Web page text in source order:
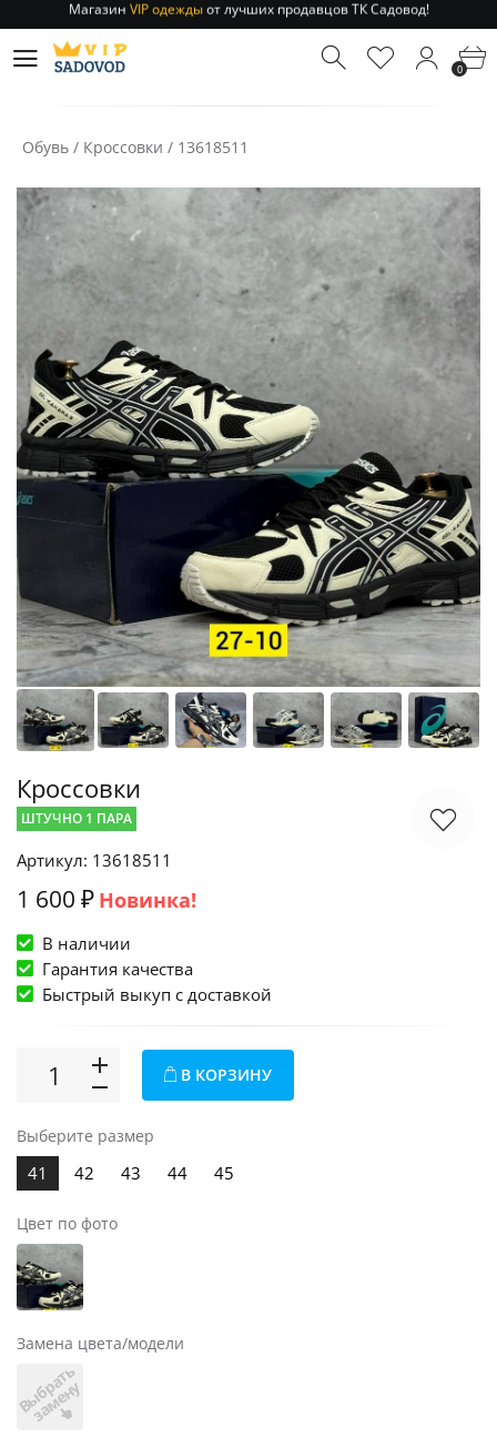
Отправление заказа 1-3 дняпо РФ и МСК!
Магазин
от лучших продавцов ТК Садовод!
Отправление заказа 1-3 дня по РФ и МСК! 0
Обувь / Кроссовки / 13618511
Кроссовки
ШТУЧНО 1 ПАРА
Артикул: 13618511
1 600 ₽ Новинка!
В наличии
Гарантия качества
Быстрый выкуп c доставкой
В КОРЗИНУ
Выберите размер
41 42 43 44 45
Цвет по фото
Замена цвета/модели
В
ы
б
р
а
т
ь
з
а
м
е
н
у